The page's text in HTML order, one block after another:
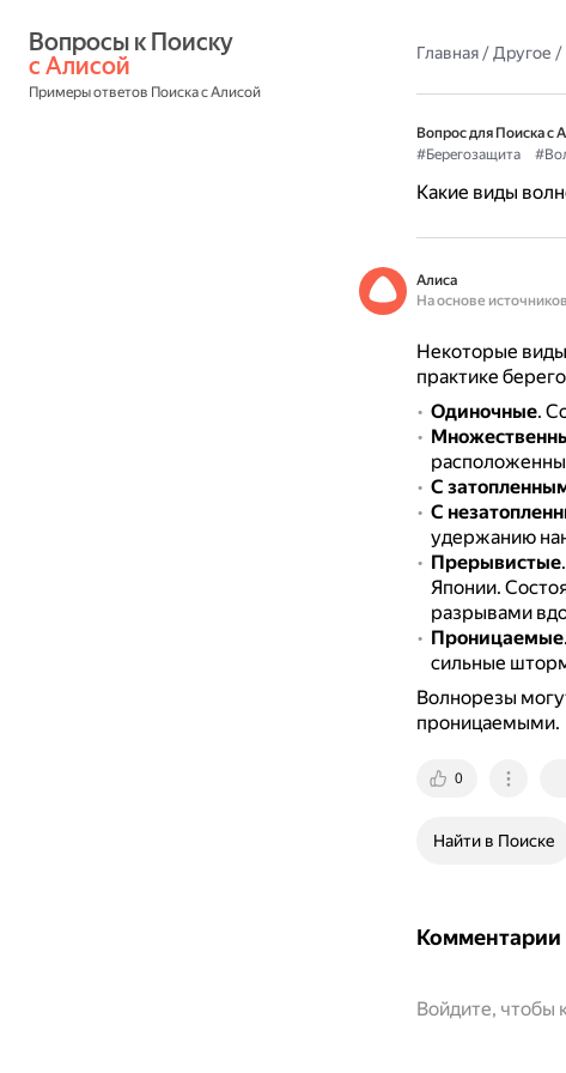
с Алисой
Примеры ответов Поиска с Алисой
Главная/Другое /
Вопрос для Поиска с
#Берегозащита
Какие виды
Алиса
На основе
Некоторые
практике
Одиночные.
С
С
удержанию
Прерывистые.
Японии.
разрывами
Проницаемые.
сильные
Волнорезы
проницаемыми.
0
Найти в Поиске
Комментарии
Войдите, чтобы